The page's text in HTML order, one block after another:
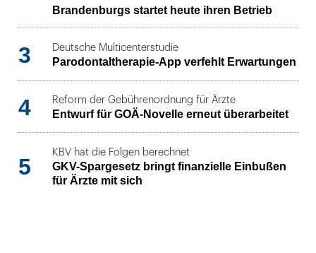
Brandenburgs startet heute ihren Betrieb
3 Deutsche Multicenterstudie
Parodontaltherapie-App verfehlt Erwartungen
4 Reform der Gebührenordnung für Ärzte
Entwurf für GOÄ-Novelle erneut überarbeitet
5
KBV hat die Folgen berechnet
GKV-Spargesetz bringt finanzielle Einbußen
für Ärzte mit sich